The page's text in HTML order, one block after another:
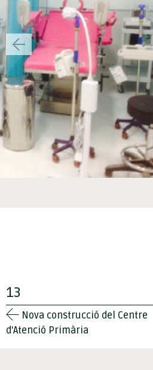
13
Nova construcció del Centre
d'Atenció Primària